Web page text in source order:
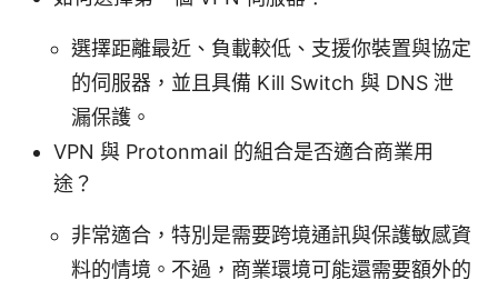
選擇距離最近、負載較低、支援你裝置與協定
的伺服器，並且具備 Kill Switch 與 DNS 泄
漏保護。
VPN 與 Protonmail 的組合是否適合商業用
途？
非常適合，特別是需要跨境通訊與保護敏感資
料的情境。不過，商業環境可能還需要額外的